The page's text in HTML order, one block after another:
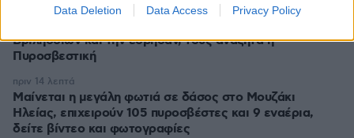
Data Deletion Data Access Privacy Policy
Βριλησσίων και την έσβησαν, τους αναζητά η
Πυροσβεστική
πριν 11 λεπτά
Μαίνεται η μεγάλη φωτιά σε δάσος στο Μουζάκι
Ηλείας, επιχειρούν 105 πυροσβέστες και 9 εναέρια,
δείτε βίντεο και φωτογραφίες
πριν 14 λεπτά